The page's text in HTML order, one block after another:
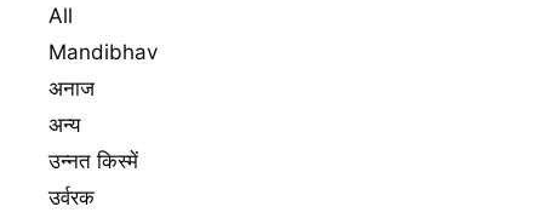
All
Mandibhav
अनाज
अन्य
उन्नत किस्में
उर्वरक